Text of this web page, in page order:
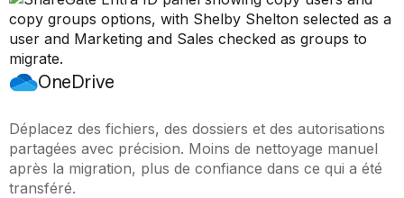
OneDrive
Déplacez des fichiers, des dossiers et des autorisations
partagées avec précision. Moins de nettoyage manuel
après la migration, plus de confiance dans ce qui a été
transféré.